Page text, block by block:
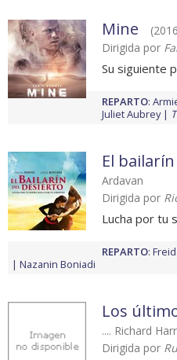
Mine
Dirigida por
Su siguiente
REPARTO:
Juliet Aubrey
El
Ardavan
Dirigida por
Lucha por tu
REPARTO:
Nazanin Boniadi
Los
.... Richard
Dirigida por